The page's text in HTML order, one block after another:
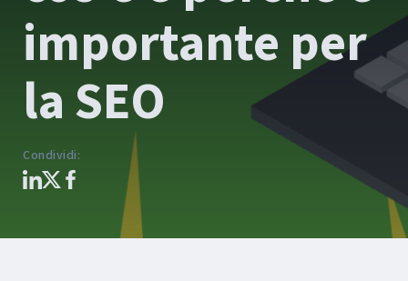
importante per
la SEO
Condividi: